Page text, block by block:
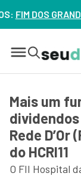
NO
Mais um
Rede
do HCRI11
O FII Hospital